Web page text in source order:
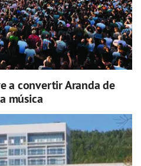
a convertir Aranda de
música